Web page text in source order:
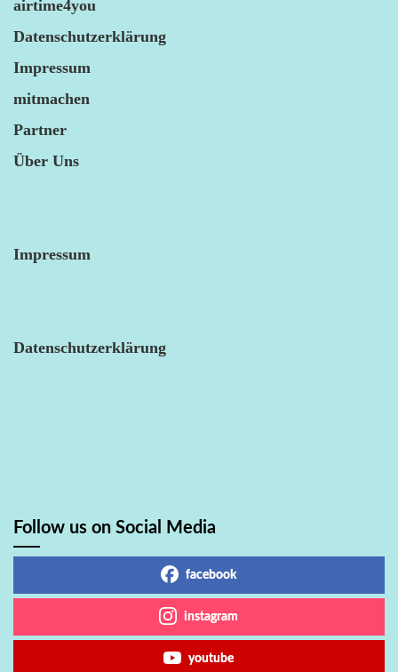
airtime4you
Datenschutzerklärung
Impressum
mitmachen
Partner
Über Uns
Impressum
Datenschutzerklärung
Follow us on Social Media
facebook
instagram
youtube